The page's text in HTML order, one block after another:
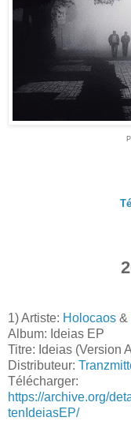
1) Artiste: Holocaos &
Album: Ideias EP
Titre: Ideias (Version
Distributeur:
Télécharger:
https://archive.org/
tenIdeiasEP/